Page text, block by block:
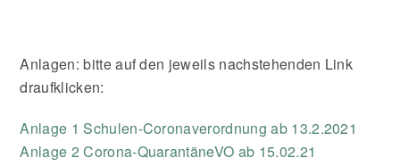
Anlagen: bitte auf den jeweils nachstehenden Link
draufklicken:
Anlage 1 Schulen-Coronaverordnung ab 13.2.2021
Anlage 2 Corona-QuarantäneVO ab 15.02.21